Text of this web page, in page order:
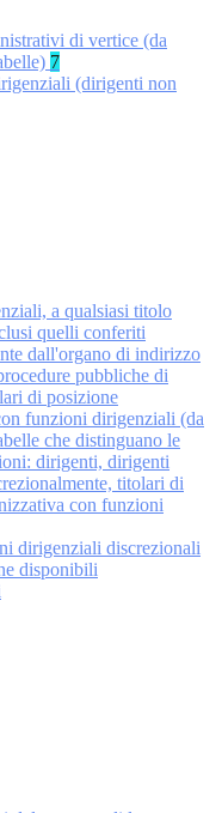
di vertice (da
7
(dirigenti non
a qualsiasi titolo
quelli conferiti
dall'organo di indirizzo
pubbliche di
di posizione
funzioni dirigenziali (da
che distinguano le
dirigenti, dirigenti
titolari di
con funzioni
dirigenziali discrezionali
disponibili